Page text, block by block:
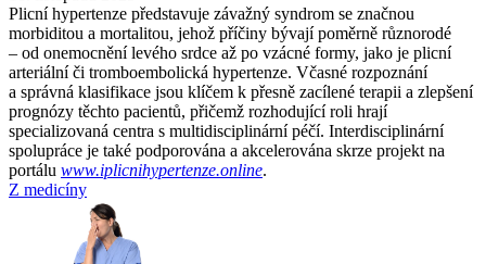
Plicní hypertenze představuje závažný syndrom se značnou
morbiditou a mortalitou, jehož příčiny bývají poměrně různorodé
–⁠ od onemocnění levého srdce až po vzácné formy, jako je plicní
arteriální či tromboembolická hypertenze. Včasné rozpoznání
a správná klasifikace jsou klíčem k přesně zacílené terapii a zlepšení
prognózy těchto pacientů, přičemž rozhodující roli hrají
specializovaná centra s multidisciplinární péčí. Interdisciplinární
spolupráce je také podporována a akcelerována skrze projekt na
portálu www.iplicnihypertenze.online.
Z medicíny